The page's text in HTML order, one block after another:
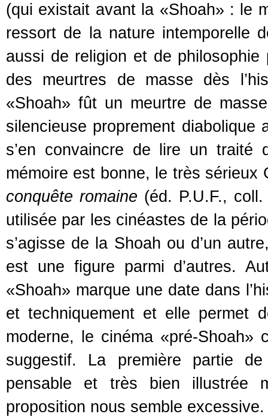
(qui existait avant la «Shoah» : le
ressort de la nature intemporelle
aussi de religion et de
des meurtres de masse dès
«Shoah» fût un meurtre de
silencieuse proprement
s’en convaincre de lire un traité
mémoire est bonne, le très sérieux
conquête romaine (éd. P.U.F.,
utilisée par les cinéastes de la
s’agisse de la Shoah ou d’un
est une figure parmi d’autres.
«Shoah» marque une date dans
et techniquement et elle permet
moderne, le cinéma «pré-Shoah»
suggestif. La première partie
pensable et très bien illustrée
proposition nous semble excessive.